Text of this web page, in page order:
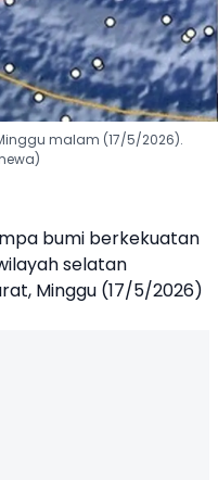
malam (17/5/2026).
bumi berkekuatan
selatan
Minggu (17/5/2026)